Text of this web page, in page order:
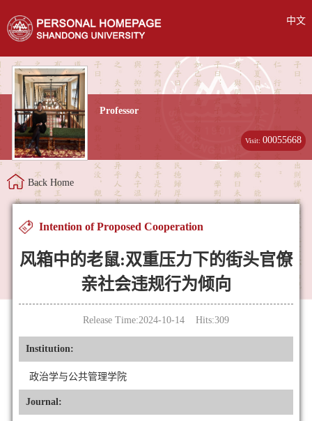
中文
Professor
Visit:00055668
Back Home
Intention of Proposed Cooperation
风箱中的老鼠:双重压力下的街头官僚
亲社会违规行为倾向
Release Time:2024-10-14 Hits:309
Institution:
政治学与公共管理学院
Journal: